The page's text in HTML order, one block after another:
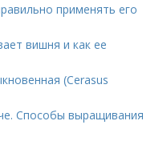
применять его
вишня и как ее
(Cerasus
Способы выращивания